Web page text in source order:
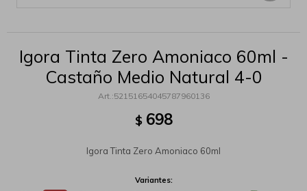
Igora Tinta Zero Amoniaco 60ml -
Castaño Medio Natural 4-0
52151654045787960136
$ 698
Igora Tinta Zero Amoniaco 60ml
Variantes: